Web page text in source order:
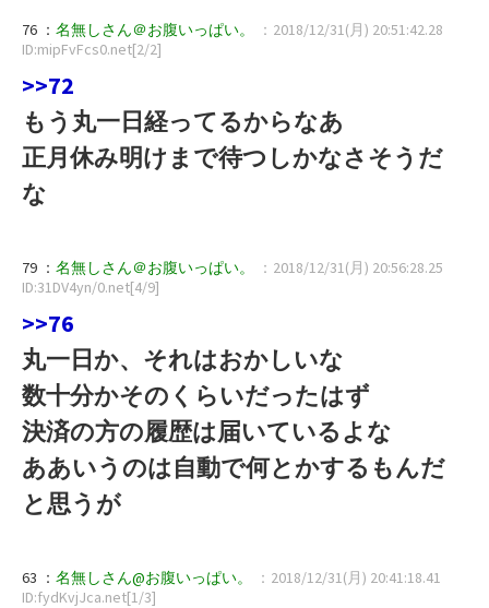
76 ： 名無しさん＠お腹いっぱい。
：2018/12/31(月) 20:51:42.28
ID:mipFvFcs0.net[2/2]
>>72
もう丸一日経ってるからなあ
正月休み明けまで待つしかなさそうだ
な
79 ： 名無しさん＠お腹いっぱい。
：2018/12/31(月) 20:56:28.25
ID:31DV4yn/0.net[4/9]
>>76
丸一日か、それはおかしいな
数十分かそのくらいだったはず
決済の方の履歴は届いているよな
ああいうのは自動で何とかするもんだ
と思うが
63 ： 名無しさん@お腹いっぱい。
：2018/12/31(月) 20:41:18.41
ID:fydKvjJca.net[1/3]